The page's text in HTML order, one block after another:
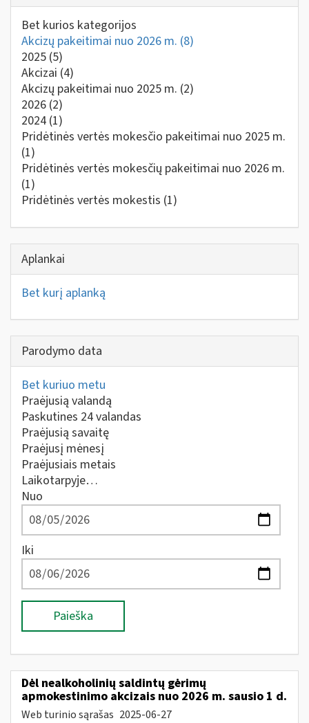
Bet kurios kategorijos
Akcizų pakeitimai nuo 2026 m. (8)
2025 (5)
Akcizai (4)
Akcizų pakeitimai nuo 2025 m. (2)
2026 (2)
2024 (1)
Pridėtinės vertės mokesčio pakeitimai nuo 2025 m.
(1)
Pridėtinės vertės mokesčių pakeitimai nuo 2026 m.
(1)
Pridėtinės vertės mokestis (1)
Aplankai
Bet kurį aplanką
Parodymo data
Bet kuriuo metu
Praėjusią valandą
Paskutines 24 valandas
Praėjusią savaitę
Praėjusį mėnesį
Praėjusiais metais
Laikotarpyje…
Nuo
Iki
Paieška
Dėl nealkoholinių saldintų gėrimų
apmokestinimo akcizais nuo 2026 m. sausio 1 d.
Web turinio sąrašas 2025-06-27